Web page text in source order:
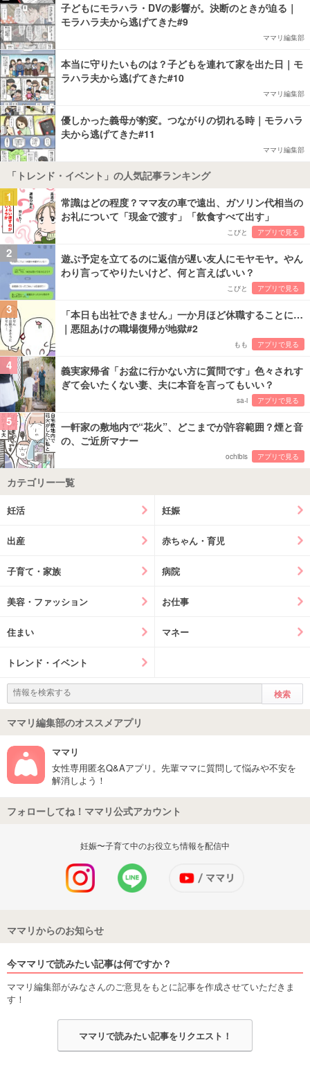
子どもにモラハラ・DVの影響が。決断のときが迫る｜
モラハラ夫から逃げてきた#9
ママリ編集部
本当に守りたいものは？子どもを連れて家を出た日｜モ
ラハラ夫から逃げてきた#10
ママリ編集部
優しかった義母が豹変。つながりの切れる時｜モラハラ
夫から逃げてきた#11
ママリ編集部
「トレンド・イベント」の人気記事ランキング
1
常識はどの程度？ママ友の車で遠出、ガソリン代相当の
お礼について「現金で渡す」「飲食すべて出す」
こびと アプリで見る
2
遊ぶ予定を立てるのに返信が遅い友人にモヤモヤ。やん
わり言ってやりたいけど、何と言えばいい？
こびと アプリで見る
3
「本日も出社できません」一か月ほど休職することに…
｜悪阻あけの職場復帰が地獄#2
もも アプリで見る
4
義実家帰省「お盆に行かない方に質問です」色々されす
ぎて会いたくない妻、夫に本音を言ってもいい？
sa-i アプリで見る
5
一軒家の敷地内で“花火”、どこまでが許容範囲？煙と音
の、ご近所マナー
ochibis アプリで見る
カテゴリー一覧
妊活 妊娠
出産 赤ちゃん・育児
子育て・家族 病院
美容・ファッション お仕事
住まい マネー
トレンド・イベント
ママリ編集部のオススメアプリ
ママリ
女性専用匿名Q&Aアプリ。先輩ママに質問して悩みや不安を
解消しよう！
フォローしてね！ママリ公式アカウント
妊娠〜子育て中のお役立ち情報を配信中
ママリからのお知らせ
今ママリで読みたい記事は何ですか？
ママリ編集部がみなさんのご意見をもとに記事を作成させていただきま
す！
ママリで読みたい記事をリクエスト！